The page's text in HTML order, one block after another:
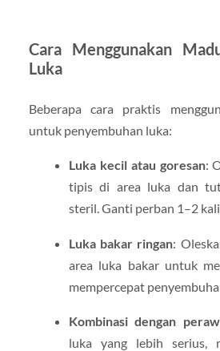
Cara Menggunakan
Luka
Beberapa cara praktis
untuk penyembuhan luka:
Luka kecil atau goresan:
tipis di area luka dan
steril. Ganti perban 1–2
Luka bakar ringan:
area luka bakar untuk
mempercepat
Kombinasi dengan
luka yang lebih serius,